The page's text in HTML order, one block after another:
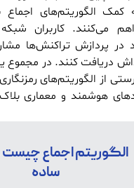
کمک الگوریتم‌های اجماع
می‌کنند. کاربران
در پردازش تراکنش‌ها
دریافت کنند. در مجموع
از الگوریتم‌های
هوشمند و معماری
الگوریتم اجماع چیست
ساده